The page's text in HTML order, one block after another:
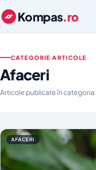
Kompas.ro
CATEGORIE ARTICOLE
Afaceri
Articole publicate în categoria
AFACERI